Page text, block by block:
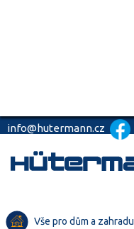
info@hutermann.cz
Vše pro dům a zahradu